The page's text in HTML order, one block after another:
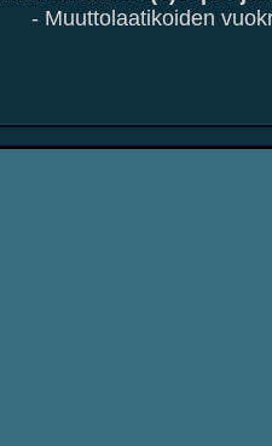
- Muuttolaatikoiden